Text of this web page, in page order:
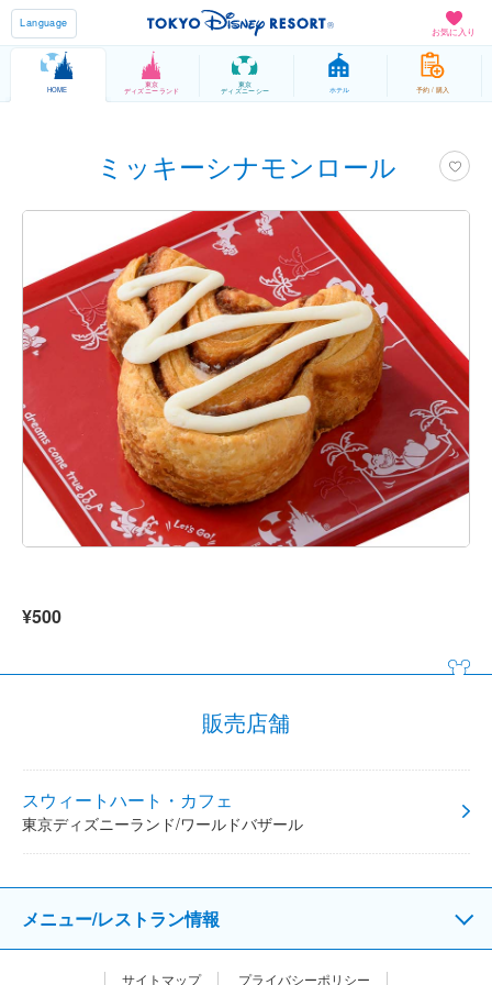
お気に入り
Language
HOME
東京
ディズニーランド
東京
ディズニーシー ホテル 予約 / 購入
ミッキーシナモンロール
¥500
販売店舗
スウィートハート・カフェ
東京ディズニーランド/ワールドバザール
メニュー/レストラン情報
サイトマップ プライバシーポリシー